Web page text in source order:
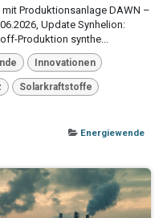
Produktionsanlage DAWN –
Update Synhelion:
Produktion synthe...
Innovationen
Solarkraftstoffe
Energiewende